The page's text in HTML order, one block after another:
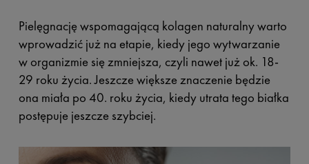
Pielęgnację wspomagającą kolagen naturalny warto
wprowadzić już na etapie, kiedy jego wytwarzanie
w organizmie się zmniejsza, czyli nawet już ok. 18-
29 roku życia. Jeszcze większe znaczenie będzie
ona miała po 40. roku życia, kiedy utrata tego białka
postępuje jeszcze szybciej.